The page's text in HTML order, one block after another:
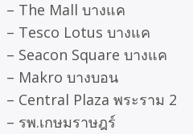
– The Mall บางแค
– Tesco Lotus บางแค
– Seacon Square บางแค
– Makro บางบอน
– Central Plaza พระราม 2
– รพ.เกษมราษฎร์